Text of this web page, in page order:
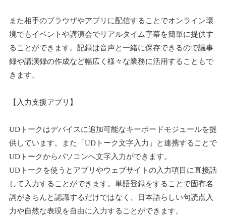
また相手のブラウザやアプリに配信することでオンライン環
境でもイベントや講演会でリアルタイム字幕を簡単に提供す
ることができます。記録は音声と一緒に保存できるので議事
録や講演録の作成など幅広く様々な業務に活用することもで
きます。
【入力支援アプリ】
UDトークはデバイスに追加可能なキーボードモジュールを提
供しています。また「UDトーク文字入力」と連携することで
UDトークからパソコンへ文字入力ができます。
UDトークを使うとアプリやウェブサイトの入力項目に直接話
して入力することができます。単語登録をすることで固有名
詞がきちんと認識するだけではなく、日本語らしい句読点入
力や自然な表現を自由に入力することができます。